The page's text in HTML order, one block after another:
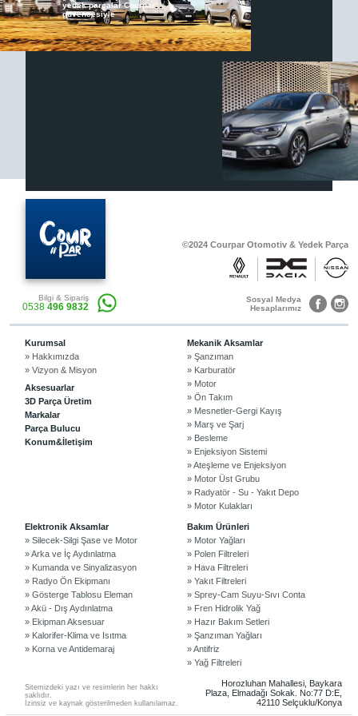
Otomobil, Suv, arazi ve ticari araçlar için
gerekli sarf malzemeler Courpar’da
3D baskı teknolojisiyle üretiyor,
müşterilerimize çözüm sunuyoruz.
©2024 Courpar Otomotiv & Yedek Parça
Renault & Dacia Araçlarınızda
Yedek Parça Çözümleri için
En Güvenilir Destek Noktası
yedek parçalar Courpar
güvencesiyle
©2024 Courpar Otomotiv & Yedek Parça
Bilgi & Sipariş
0538 496 9832
Sosyal Medya
Hesaplarımız
Sitemizdeki yazı ve resimlerin her hakkı
saklıdır.
İzinsiz ve kaynak gösterilmeden kullanılamaz.
Horozluhan Mahallesi, Baykara
Plaza, Elmadağı Sokak. No:77 D:E,
42110 Selçuklu/Konya
Kurumsal
» Hakkımızda
» Vizyon & Misyon
Aksesuarlar
3D Parça Üretim
Markalar
Parça Bulucu
Konum&İletişim
Mekanik Aksamlar
» Şanzıman
» Karburatör
» Motor
» Ön Takım
» Mesnetler-Gergi Kayış
» Marş ve Şarj
» Besleme
» Enjeksiyon Sistemi
» Ateşleme ve Enjeksiyon
» Motor Üst Grubu
» Radyatör - Su - Yakıt Depo
» Motor Kulakları
Elektronik Aksamlar
» Silecek-Silgi Şase ve Motor
» Arka ve İç Aydınlatma
» Kumanda ve Sinyalizasyon
» Radyo Ön Ekipmanı
» Gösterge Tablosu Eleman
» Akü - Dış Aydınlatma
» Ekipman Aksesuar
» Kalorifer-Klima ve Isıtma
» Korna ve Antidemaraj
Bakım Ürünleri
» Motor Yağları
» Polen Filtreleri
» Hava Filtreleri
» Yakıt Filtreleri
» Sprey-Cam Suyu-Sıvı Conta
» Fren Hidrolik Yağ
» Hazır Bakım Setleri
» Şanzıman Yağları
» Antifriz
» Yağ Filtreleri